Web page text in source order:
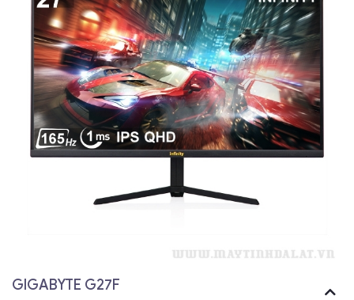
GIGABYTE G27F